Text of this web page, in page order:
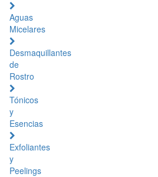
Aguas
Micelares
Desmaquillantes
de
Rostro
Tónicos
y
Esencias
Exfoliantes
y
Peelings